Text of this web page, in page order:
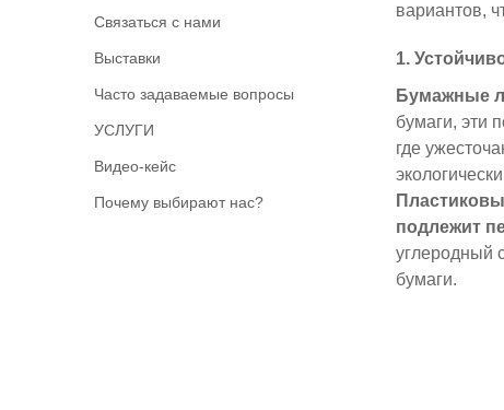
Связаться с нами
Выставки
Часто задаваемые вопросы
УСЛУГИ
Видео-кейс
Почему выбирают нас?
вариантов,
1.
Бумажные
бумаги, эти
где
подлежит
углеродный
бумаги.